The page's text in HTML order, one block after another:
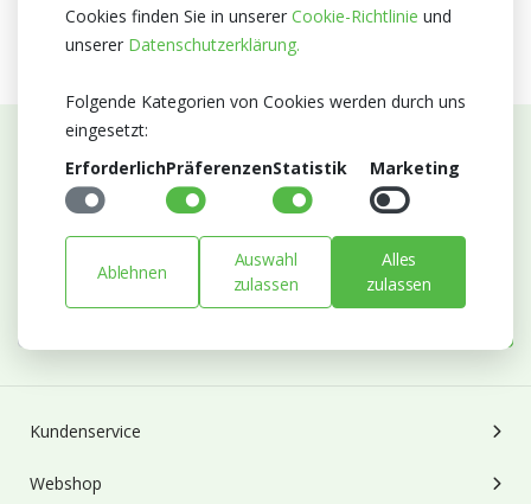
Abonnieren Sie unseren Newsletter
Bleiben Sie auf dem Laufenden mit Neuigkeiten und
Entwicklungen von Blumengroßhandel Heyl
Kundenservice
Webshop
Cookies finden Sie in unserer Cookie-Richtlinie und
unserer Datenschutzerklärung.
Folgende Kategorien von Cookies werden durch uns
eingesetzt:
ErforderlichPräferenzenStatistik Marketing
Ablehnen
Auswahl
zulassen
Alles
zulassen